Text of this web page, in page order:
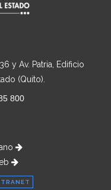
y Av. Patria, Edificio
(Quito).
800